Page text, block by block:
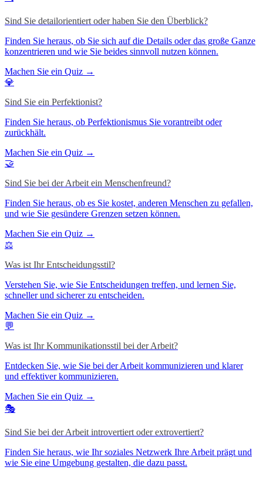
Sind Sie detailorientiert oder haben Sie den Überblick?
Finden Sie heraus, ob Sie sich auf die Details oder das große Ganze
konzentrieren und wie Sie beides sinnvoll nutzen können.
Machen Sie ein Quiz →
💎
Sind Sie ein Perfektionist?
Finden Sie heraus, ob Perfektionismus Sie vorantreibt oder
zurückhält.
Machen Sie ein Quiz →
🤝
Sind Sie bei der Arbeit ein Menschenfreund?
Finden Sie heraus, ob es Sie kostet, anderen Menschen zu gefallen,
und wie Sie gesündere Grenzen setzen können.
Machen Sie ein Quiz →
⚖️
Was ist Ihr Entscheidungsstil?
Verstehen Sie, wie Sie Entscheidungen treffen, und lernen Sie,
schneller und sicherer zu entscheiden.
Machen Sie ein Quiz →
💬
Was ist Ihr Kommunikationsstil bei der Arbeit?
Entdecken Sie, wie Sie bei der Arbeit kommunizieren und klarer
und effektiver kommunizieren.
Machen Sie ein Quiz →
🎭
Sind Sie bei der Arbeit introvertiert oder extrovertiert?
Finden Sie heraus, wie Ihr soziales Netzwerk Ihre Arbeit prägt und
wie Sie eine Umgebung gestalten, die dazu passt.